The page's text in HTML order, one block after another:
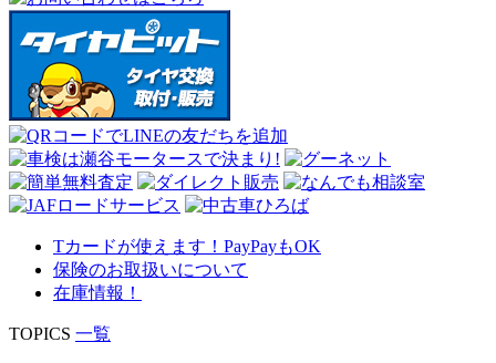
Tカードが使えます！PayPayもOK
保険のお取扱いについて
在庫情報！
TOPICS 一覧